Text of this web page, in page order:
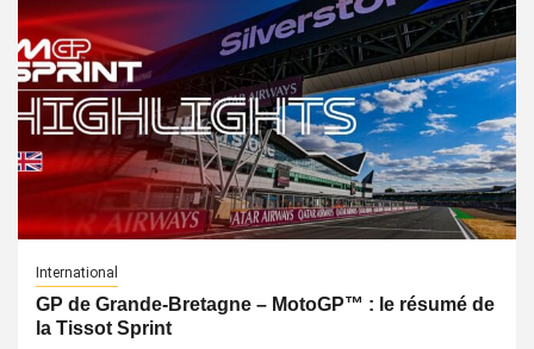
International
GP de Grande-Bretagne – MotoGP™ : le résumé de
la Tissot Sprint